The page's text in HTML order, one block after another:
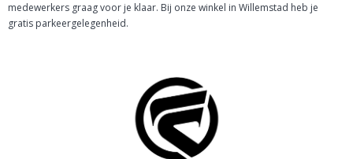
medewerkers graag voor je klaar. Bij onze winkel in Willemstad heb je
gratis parkeergelegenheid.